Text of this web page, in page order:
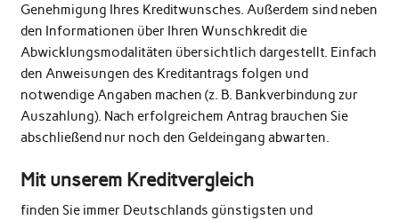
Genehmigung Ihres Kreditwunsches. Außerdem sind neben
den Informationen über Ihren Wunschkredit die
Abwicklungsmodalitäten übersichtlich dargestellt. Einfach
den Anweisungen des Kreditantrags folgen und
notwendige Angaben machen (z. B. Bankverbindung zur
Auszahlung). Nach erfolgreichem Antrag brauchen Sie
abschließend nur noch den Geldeingang abwarten.
Mit unserem Kreditvergleich
finden Sie immer Deutschlands günstigsten und